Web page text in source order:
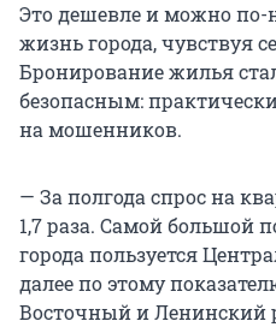
Это дешевле и можно по-
жизнь города, чувствуя
Бронирование жилья
безопасным:
на мошенников.
— За полгода спрос на
1,7 раза. Самой большой
города пользуется
далее по этому
Восточный и Ленинский